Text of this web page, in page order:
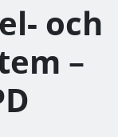
och
–